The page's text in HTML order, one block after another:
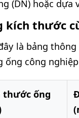
(DN) hoặc dựa
kích thước
là bảng
ống công
thước ống